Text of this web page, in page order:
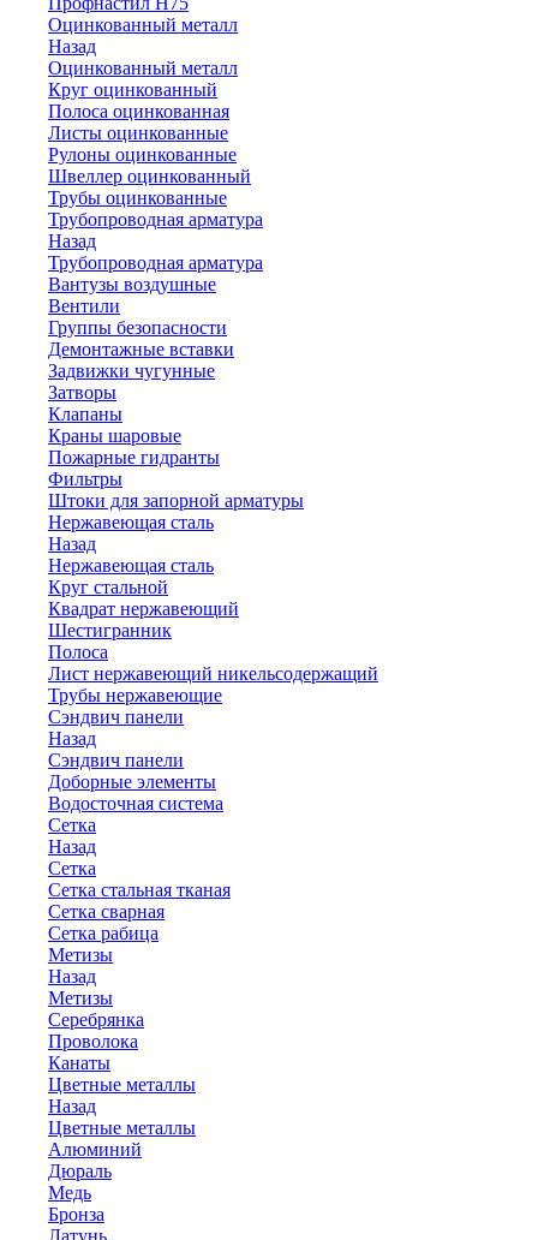
Оцинкованный металл
Назад
Оцинкованный металл
Круг оцинкованный
Полоса оцинкованная
Листы оцинкованные
Рулоны оцинкованные
Швеллер оцинкованный
Трубы оцинкованные
Трубопроводная арматура
Назад
Трубопроводная арматура
Вантузы воздушные
Вентили
Группы безопасности
Демонтажные вставки
Задвижки чугунные
Затворы
Клапаны
Краны шаровые
Пожарные гидранты
Фильтры
Штоки для запорной арматуры
Нержавеющая сталь
Назад
Нержавеющая сталь
Круг стальной
Квадрат нержавеющий
Шестигранник
Полоса
Лист нержавеющий никельсодержащий
Трубы нержавеющие
Сэндвич панели
Назад
Сэндвич панели
Доборные элементы
Водосточная система
Сетка
Назад
Сетка
Сетка стальная тканая
Сетка сварная
Сетка рабица
Метизы
Назад
Метизы
Серебрянка
Проволока
Канаты
Цветные металлы
Назад
Цветные металлы
Алюминий
Дюраль
Медь
Бронза
Латунь